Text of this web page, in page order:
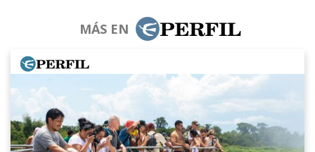
MÁS EN